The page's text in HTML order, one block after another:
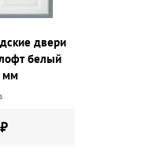
двери
белый
мм